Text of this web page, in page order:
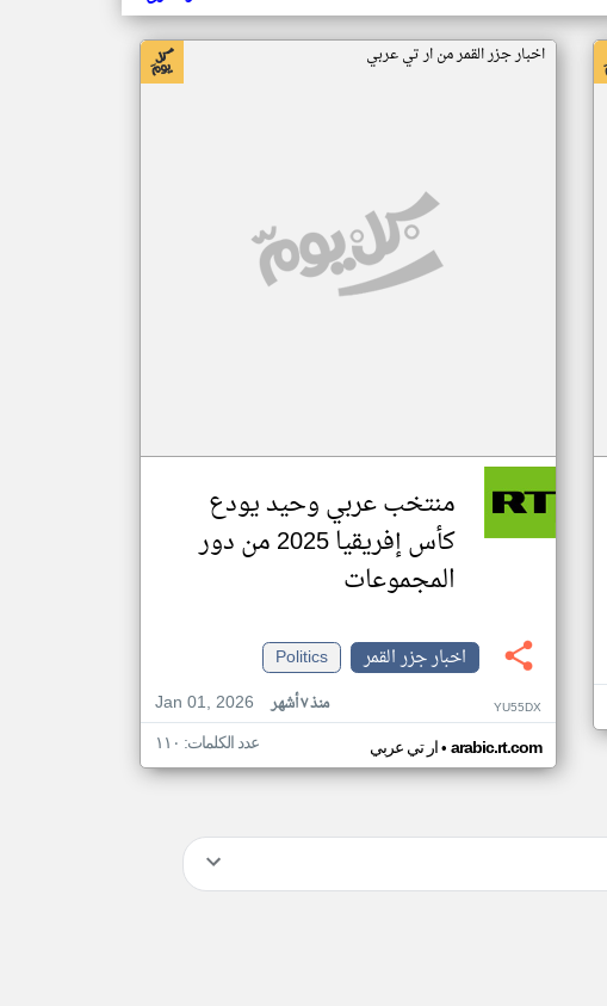
اخبار جزر القمر من ار تي عربي
منتخب عربي وحيد يودع
كأس إفريقيا 2025 من دور
المجموعات
اخبار جزر القمر
Politics
Jan 01, 2026
منذ ٧ أشهر YU55DX
ار تي عربي• arabic.rt.com عدد الكلمات: ١١٠